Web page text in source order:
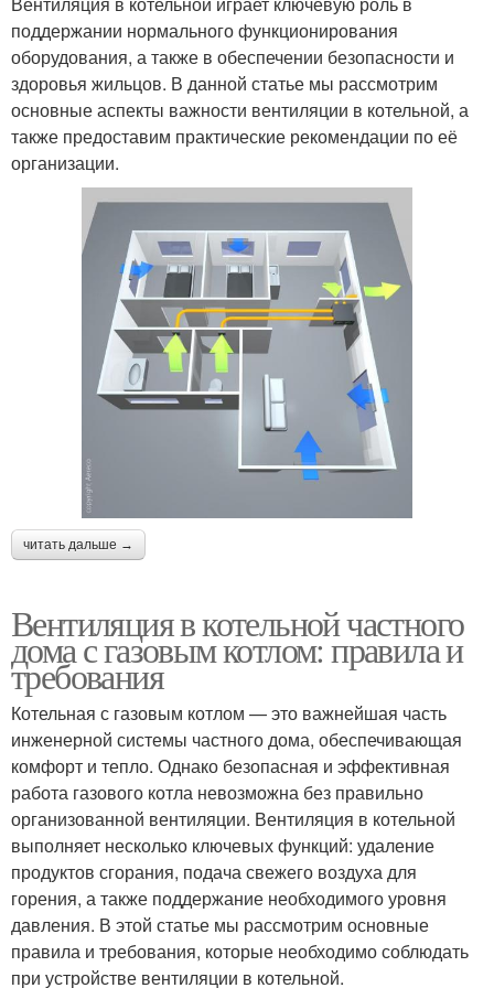
поддержании нормального функционирования
оборудования, а также в обеспечении безопасности и
здоровья жильцов. В данной статье мы рассмотрим
основные аспекты важности вентиляции в котельной, а
также предоставим практические рекомендации по её
организации.
читать дальше →
Вентиляция в котельной частного
дома с газовым котлом: правила и
требования
Котельная с газовым котлом — это важнейшая часть
инженерной системы частного дома, обеспечивающая
комфорт и тепло. Однако безопасная и эффективная
работа газового котла невозможна без правильно
организованной вентиляции. Вентиляция в котельной
выполняет несколько ключевых функций: удаление
продуктов сгорания, подача свежего воздуха для
горения, а также поддержание необходимого уровня
давления. В этой статье мы рассмотрим основные
правила и требования, которые необходимо соблюдать
при устройстве вентиляции в котельной.